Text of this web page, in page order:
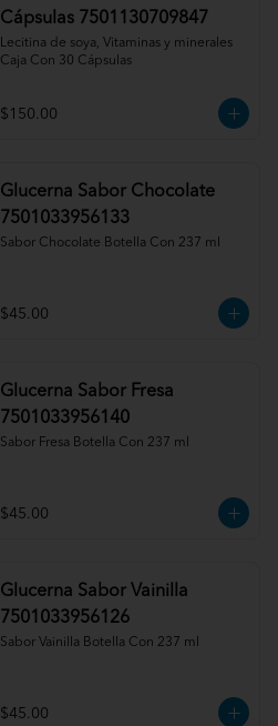
Cápsulas 7501130709847
Lecitina de soya, Vitaminas y minerales
Caja Con 30 Cápsulas
$150.00
Glucerna Sabor Chocolate
7501033956133
Sabor Chocolate Botella Con 237 ml
$45.00
Glucerna Sabor Fresa
7501033956140
Sabor Fresa Botella Con 237 ml
$45.00
Glucerna Sabor Vainilla
7501033956126
Sabor Vainilla Botella Con 237 ml
$45.00